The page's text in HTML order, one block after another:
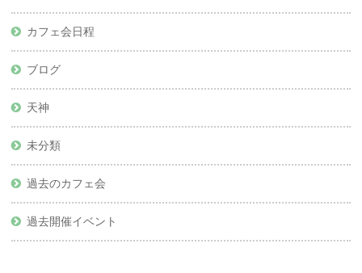
カフェ会日程
ブログ
天神
未分類
過去のカフェ会
過去開催イベント